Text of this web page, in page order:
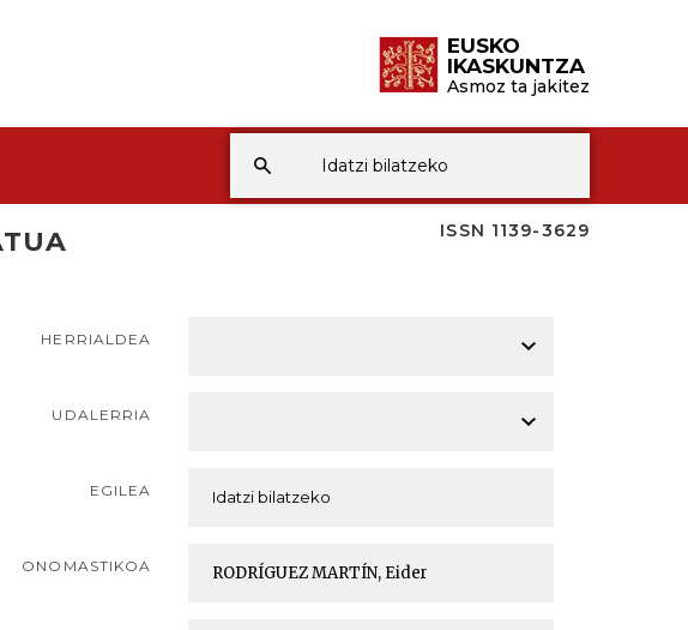
EUSKO
IKASKUNTZA
Asmoz ta jakitez
ISSN 1139-3629
HERRIALDEA
UDALERRIA
EGILEA
ONOMASTIKOA